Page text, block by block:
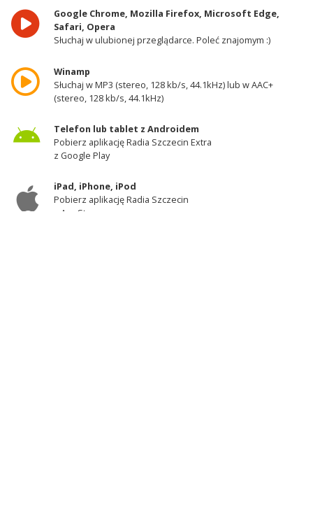
Google Chrome, Mozilla Firefox, Microsoft Edge,
Safari, Opera
Słuchaj w ulubionej przeglądarce. Poleć znajomym :)
Winamp
Słuchaj w MP3 (stereo, 128 kb/s, 44.1kHz) lub w AAC+
(stereo, 128 kb/s, 44.1kHz)
Telefon lub tablet z Androidem
Pobierz aplikację Radia Szczecin Extra
z Google Play
iPad, iPhone, iPod
Pobierz aplikację Radia Szczecin
z AppStore